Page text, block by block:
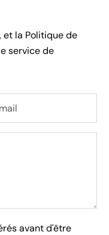
et la Politique de
servicede
avant d'être